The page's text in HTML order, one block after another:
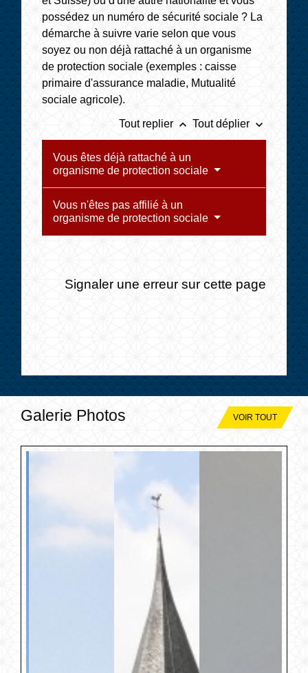
possédez un numéro de sécurité sociale ? La
démarche à suivre varie selon que vous
soyez ou non déjà rattaché à un organisme
de protection sociale (exemples : caisse
primaire d'assurance maladie, Mutualité
sociale agricole).
Tout replier keyboard_arrow_up Tout déplier keyboard_arrow_down
Vous êtes déjà rattaché à un
organisme de protection sociale
Vous n'êtes pas affilié à un
organisme de protection sociale
Signaler une erreur sur cette page
Galerie Photos VOIR TOUT